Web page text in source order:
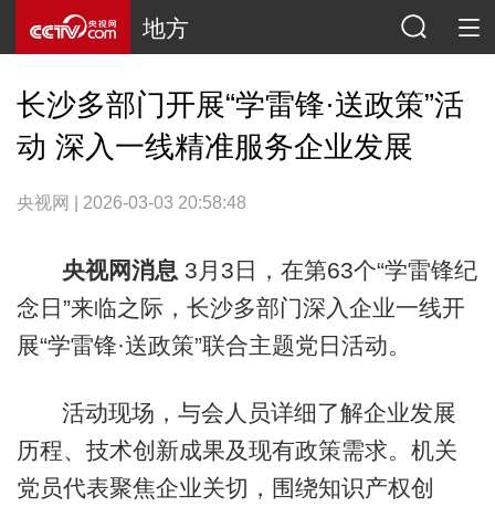
地方
长沙多部门开展“学雷锋·送政策”活
动 深入一线精准服务企业发展
央视网 | 2026-03-03 20:58:48
央视网消息 3月3日，在第63个“学雷锋纪
念日”来临之际，长沙多部门深入企业一线开
展“学雷锋·送政策”联合主题党日活动。
活动现场，与会人员详细了解企业发展
历程、技术创新成果及现有政策需求。机关
党员代表聚焦企业关切，围绕知识产权创